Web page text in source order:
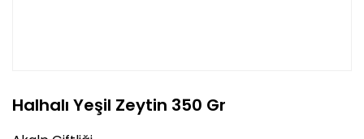
Halhalı Yeşil Zeytin 350 Gr